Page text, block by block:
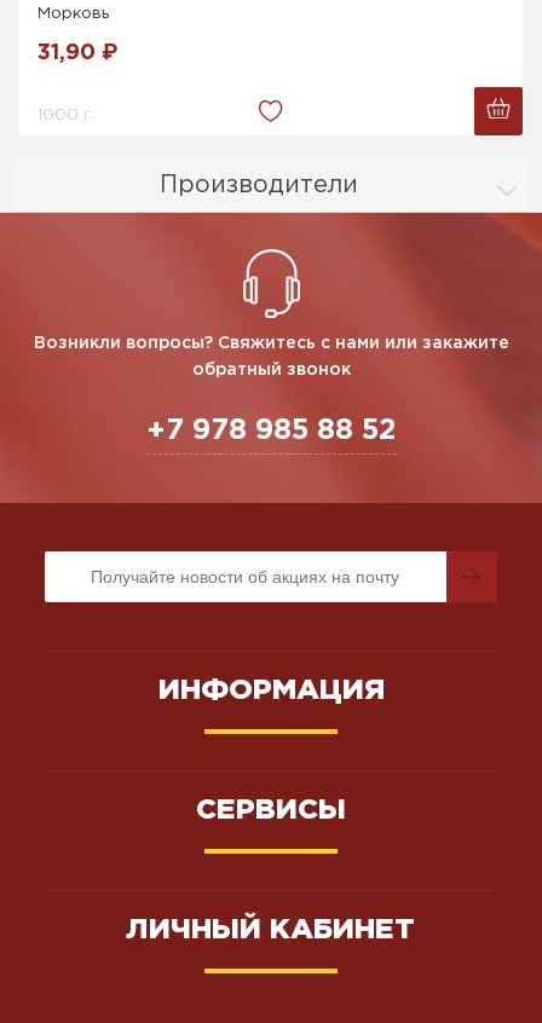
Производители
Морковь
31,90 ₽
1000 г.
Возникли вопросы? Свяжитесь с нами или закажите
обратный звонок
+7 978 985 88 52
ИНФОРМАЦИЯ
СЕРВИСЫ
ЛИЧНЫЙ КАБИНЕТ